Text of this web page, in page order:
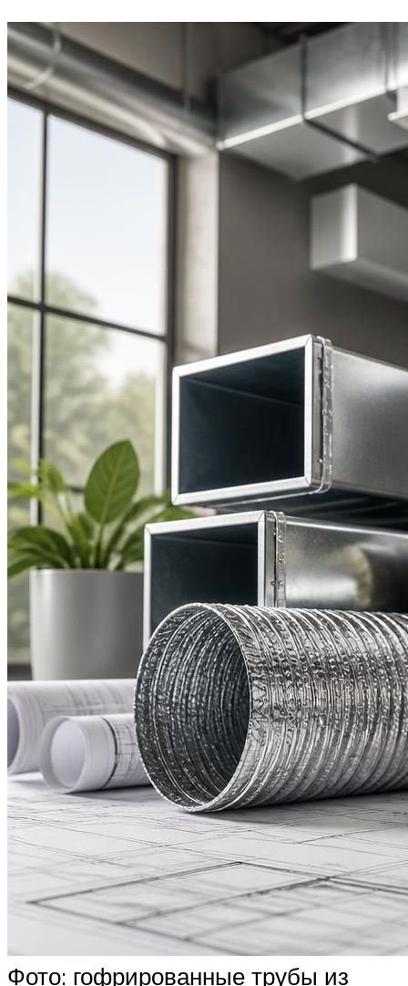
Фото: гофрированные трубы из